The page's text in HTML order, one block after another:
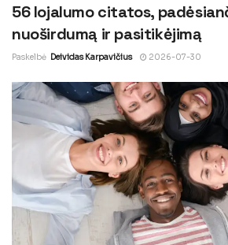
56 lojalumo citatos,
nuoširdumą ir pasitikėjimą
Paskelbė Deividas Karpavičius 2026-07-30